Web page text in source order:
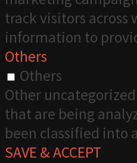
track visitors across
information to
Others
Others
Other
that are being
been classified into
SAVE & ACCEPT